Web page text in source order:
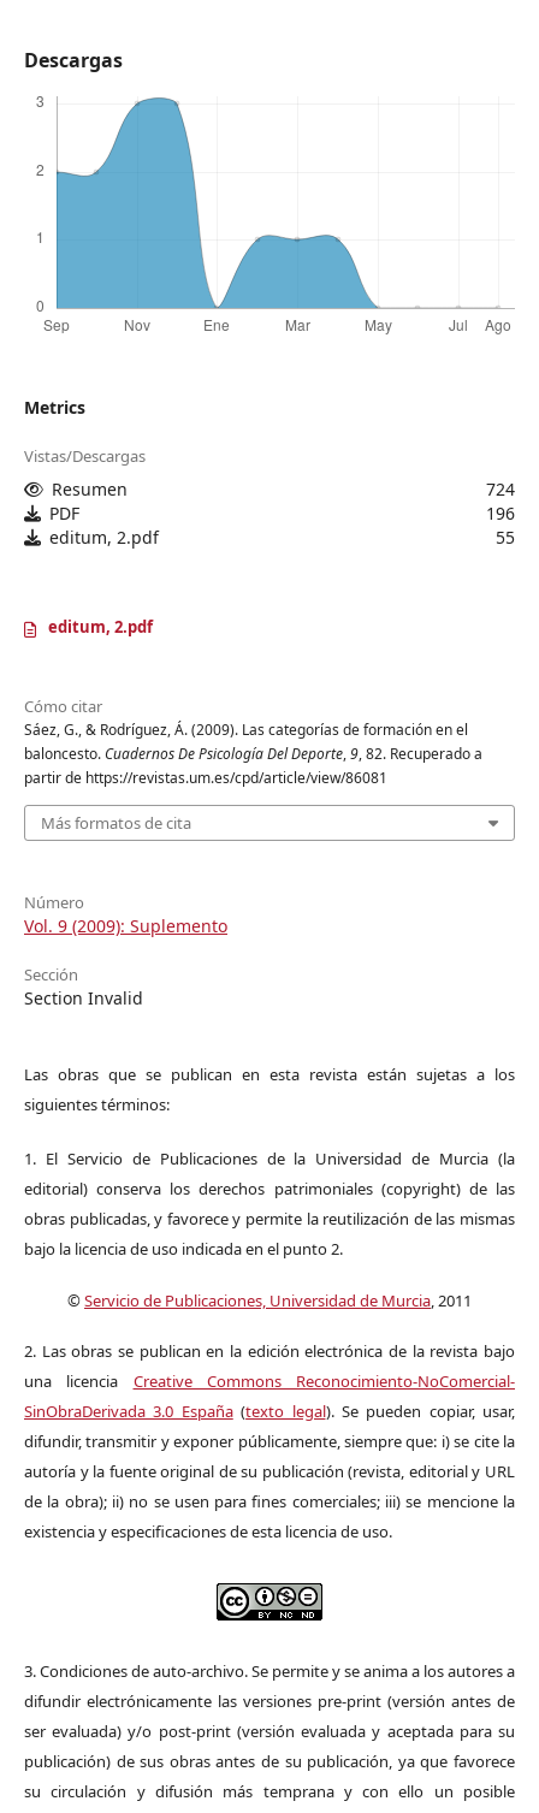
Descargas
Metrics
Vistas/Descargas
Resumen
724
PDF
196
editum, 2.pdf
55
editum, 2.pdf
Cómo citar
Sáez, G., & Rodríguez, Á. (2009). Las categorías de formación en el
baloncesto.Cuadernos De Psicología Del Deporte,9, 82. Recuperado a
partir de https://revistas.um.es/cpd/article/view/86081
Más formatos de cita
Número
Vol. 9 (2009): Suplemento
Sección
Section Invalid
Las obras que se publican en esta revista están sujetas a los
siguientes términos:
1. El Servicio de Publicaciones de la Universidad de Murcia (la
editorial) conserva los derechos patrimoniales (copyright) de las
obras publicadas, y favorece y permite la reutilización de las mismas
bajo la licencia de uso indicada en el punto 2.
©Servicio de Publicaciones, Universidad de Murcia, 2011
2. Las obras se publican en la edición electrónica de la revista bajo
una licencia Creative Commons Reconocimiento-NoComercial-
SinObraDerivada 3.0 España(texto legal). Se pueden copiar, usar,
difundir, transmitir y exponer públicamente, siempre que: i) se cite la
autoría y la fuente original de su publicación (revista, editorial y URL
de la obra); ii) no se usen para fines comerciales; iii) se mencione la
existencia y especificaciones de esta licencia de uso.
3. Condiciones de auto-archivo. Se permite y se anima a los autores a
difundir electrónicamente las versiones pre-print (versión antes de
ser evaluada) y/o post-print (versión evaluada y aceptada para su
publicación) de sus obras antes de su publicación, ya que favorece
su circulación y difusión más temprana y con ello un posible